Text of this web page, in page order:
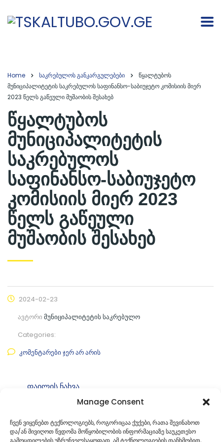
Manage Consent
ჩვენ ვიყენებთ ტექნოლოგიებს, როგორიცაა ქუქები, რათა შევინახოთ
და/ან მივიღოთ წვდომა მოწყობილობის ინფორმაციაზე საუკეთესო
გამოცდილების უზრუნველსაყოფად. ამ ტექნოლოგიების თანხმობით,
Home საკრებულოს განკარგულებები
წყალტუბოს
მუნიციპალიტეტის საკრებულოს საფინანსო-საბიუჯეტო კომისიის მიერ
2023 წელს გაწეული მუშაობის შესახებ
წყალტუბოს
მუნიციპალიტეტის
საკრებულოს
საფინანსო-საბიუჯეტო
კომისიის მიერ 2023
წელს გაწეული
მუშაობის შესახებ
2024-02-23
ავტორი მუნიციპალიტეტის საკრებულო
Categories:
კომენტარები ჯერ არ არის
ფაილის ნახვა
კატეგორიასაკრებულოს განკარგულებები
ID:გ-49. 49240548